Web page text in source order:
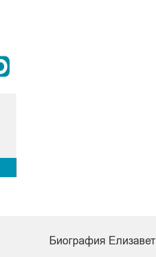
Биография